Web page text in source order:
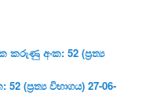
කරුණු අංක: 52 (ප්‍ර‍ත්‍ය
(ප්‍ර‍ත්‍ය විභාගය) 27-06-